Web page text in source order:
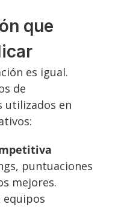
que
es igual.
de
utilizados en
puntuaciones
mejores.
equipos